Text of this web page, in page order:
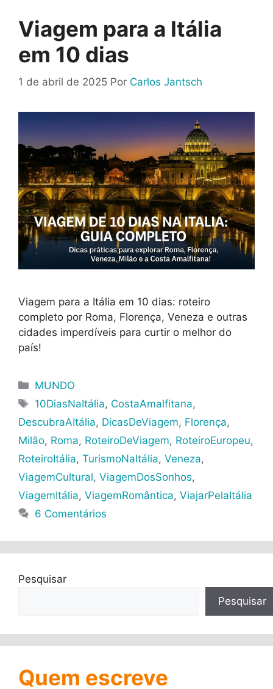
Viagem para a Itália
em 10 dias
1 de abril de 2025 Por Carlos Jantsch
Viagem para a Itália em 10 dias: roteiro
completo por Roma, Florença, Veneza e outras
cidades imperdíveis para curtir o melhor do
país!
Categorias
MUNDO
Tags
10DiasNaItália, CostaAmalfitana,
DescubraAItália, DicasDeViagem, Florença,
Milão, Roma, RoteiroDeViagem, RoteiroEuropeu,
RoteiroItália, TurismoNaItália, Veneza,
ViagemCultural, ViagemDosSonhos,
ViagemItália, ViagemRomântica, ViajarPelaItália
6 Comentários
Pesquisar
Pesquisar
Quem escreve